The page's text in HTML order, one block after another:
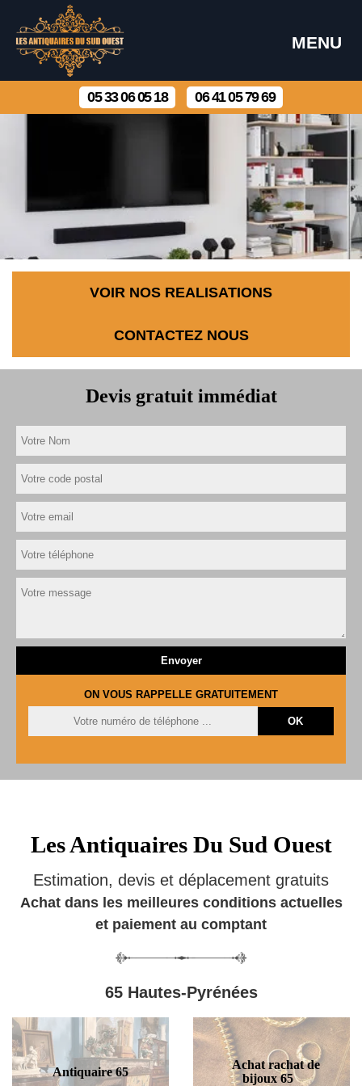
MENU
05 33 06 05 18 06 41 05 79 69
VOIR NOS REALISATIONS
CONTACTEZ NOUS
Devis gratuit immédiat
ON VOUS RAPPELLE GRATUITEMENT
Les Antiquaires Du Sud Ouest
Estimation, devis et déplacement gratuits
Achat dans les meilleures conditions actuelles
et paiement au comptant
65 Hautes-Pyrénées
Antiquaire 65
Achat rachat de
bijoux 65